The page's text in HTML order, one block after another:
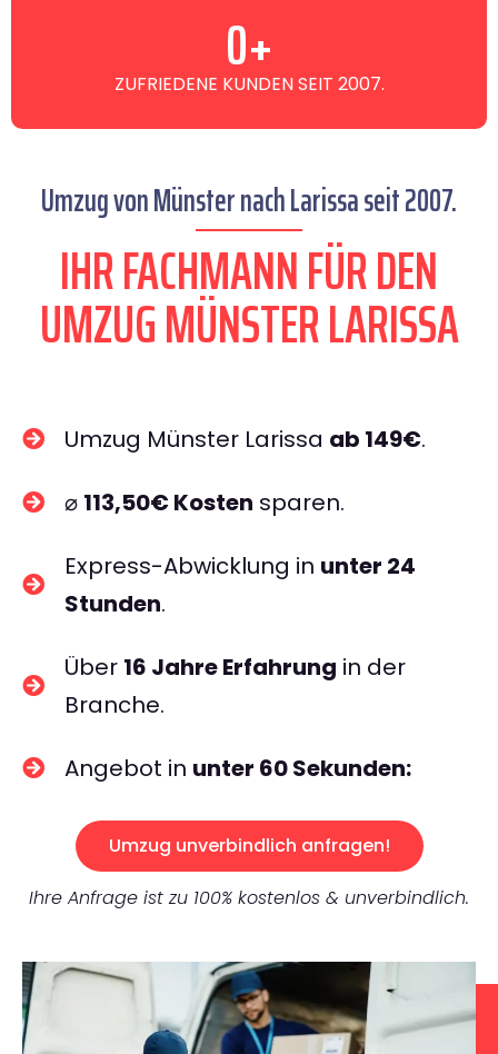
ZUFRIEDENE KUNDEN SEIT 2007.
0+
Umzug von Münster nach Larissa seit 2007.
IHR FACHMANN FÜR DEN
UMZUG MÜNSTER LARISSA
Umzug Münster Larissa ab 149€.
⌀ 113,50€ Kosten sparen.
Express-Abwicklung in unter 24
Stunden.
Über 16 Jahre Erfahrung in der
Branche.
Angebot in unter 60 Sekunden:
Umzug unverbindlich anfragen!
Ihre Anfrage ist zu 100% kostenlos & unverbindlich.